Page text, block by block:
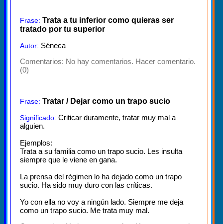
Frase: Trata a tu inferior como quieras ser
tratado por tu superior
Autor: Séneca
Comentarios: No hay comentarios. Hacer comentario.
(0)
Frase: Tratar / Dejar como un trapo sucio
Significado: Criticar duramente, tratar muy mal a
alguien.
Ejemplos:
Trata a su familia como un trapo sucio. Les insulta
siempre que le viene en gana.
La prensa del régimen lo ha dejado como un trapo
sucio. Ha sido muy duro con las críticas.
Yo con ella no voy a ningún lado. Siempre me deja
como un trapo sucio. Me trata muy mal.